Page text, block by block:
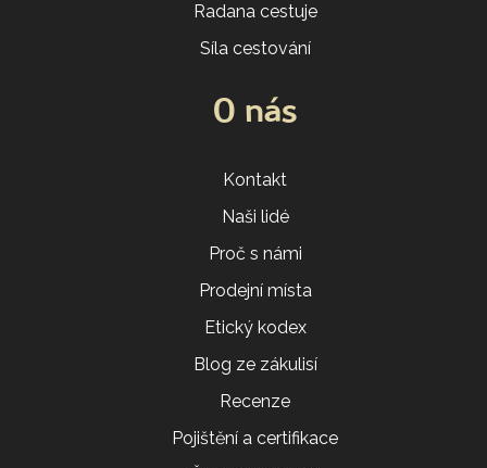
Radana cestuje
Síla cestování
O nás
Kontakt
Naši lidé
Proč s námi
Prodejní místa
Etický kodex
Blog ze zákulisí
Recenze
Pojištění a certifikace